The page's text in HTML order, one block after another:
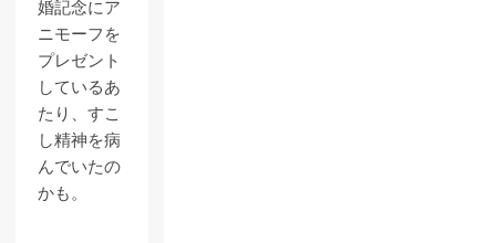
婚記念にア
ニモーフを
プレゼント
しているあ
たり、すこ
し精神を病
んでいたの
かも。